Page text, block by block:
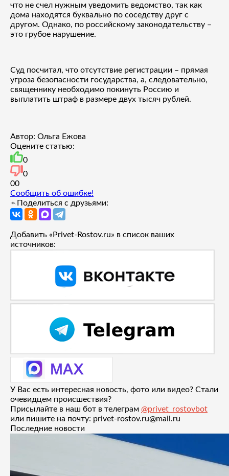
что не счел нужным уведомить ведомство, так как
дома находятся буквально по соседству друг с
другом. Однако, по российскому законодательству –
это грубое нарушение.
Суд посчитал, что отсутствие регистрации – прямая
угроза безопасности государства, а, следовательно,
священнику необходимо покинуть Россию и
выплатить штраф в размере двух тысяч рублей.
Автор: Ольга Ежова
Оцените статью:
0
0
00
Сообщить об ошибке!
Поделиться с друзьями:
Добавить «Privet-Rostov.ru» в список ваших
источников:
У Вас есть интересная новость, фото или видео? Стали
очевидцем происшествия?
Присылайте в наш бот в телеграм @privet_rostovbot
или пишите на почту: privet-rostov.ru@mail.ru
Последние новости